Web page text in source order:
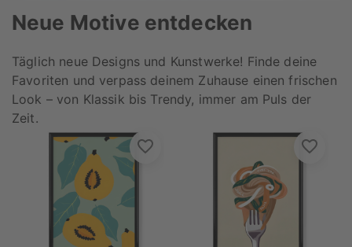
Neue Motive entdecken
Täglich neue Designs und Kunstwerke! Finde deine
Favoriten und verpass deinem Zuhause einen frischen
Look – von Klassik bis Trendy, immer am Puls der
Zeit.